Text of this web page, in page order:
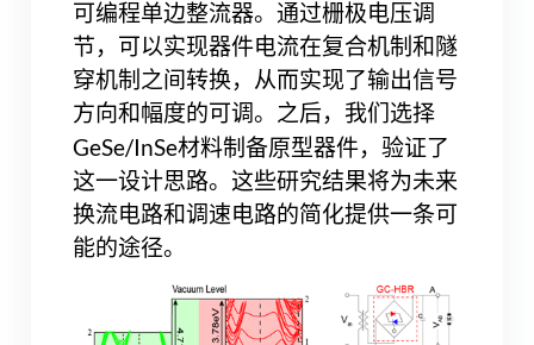
可编程单边整流器。通过栅极电压调
节，可以实现器件电流在复合机制和隧
穿机制之间转换，从而实现了输出信号
方向和幅度的可调。之后，我们选择
GeSe/InSe材料制备原型器件，验证了
这一设计思路。这些研究结果将为未来
换流电路和调速电路的简化提供一条可
能的途径。